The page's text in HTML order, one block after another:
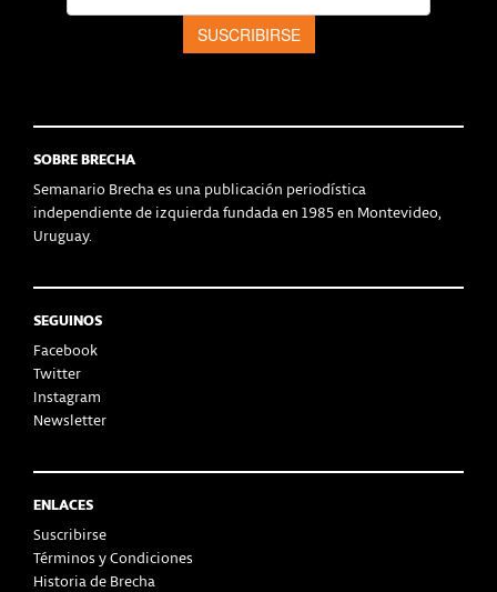
SOBRE BRECHA
Semanario Brecha es una publicación periodística
independiente de izquierda fundada en 1985 en Montevideo,
Uruguay.
SEGUINOS
Facebook
Twitter
Instagram
Newsletter
ENLACES
Suscribirse
Términos y Condiciones
Historia de Brecha